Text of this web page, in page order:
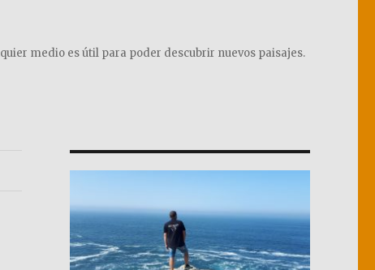
medio es útil para poder descubrir nuevos paisajes.